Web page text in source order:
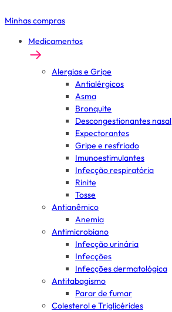
Minhas compras
Medicamentos
Alergias e Gripe
Antialérgicos
Asma
Bronquite
Descongestionantes nasal
Expectorantes
Gripe e resfriado
Imunoestimulantes
Infecção respiratória
Rinite
Tosse
Antianêmico
Anemia
Antimicrobiano
Infecção urinária
Infecções
Infecções dermatológica
Antitabagismo
Parar de fumar
Colesterol e Triglicérides